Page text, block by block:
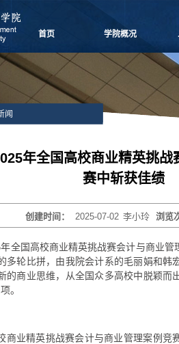
首页 学院概况
学院愿景
院长致辞
学院介绍
党群组织
学系设置
学院制度
学院视频
学院宣传
闻
年全国高校商业精英挑
赛中斩获佳绩
创建时间：2025-07-02 李小玲 浏览
年全国高校商业精英挑战赛会计与商业
多轮比拼，由我院会计系的毛丽娟和韩
的商业思维，从全国众多高校中脱颖而
。
商业精英挑战赛会计与商业管理案例竞